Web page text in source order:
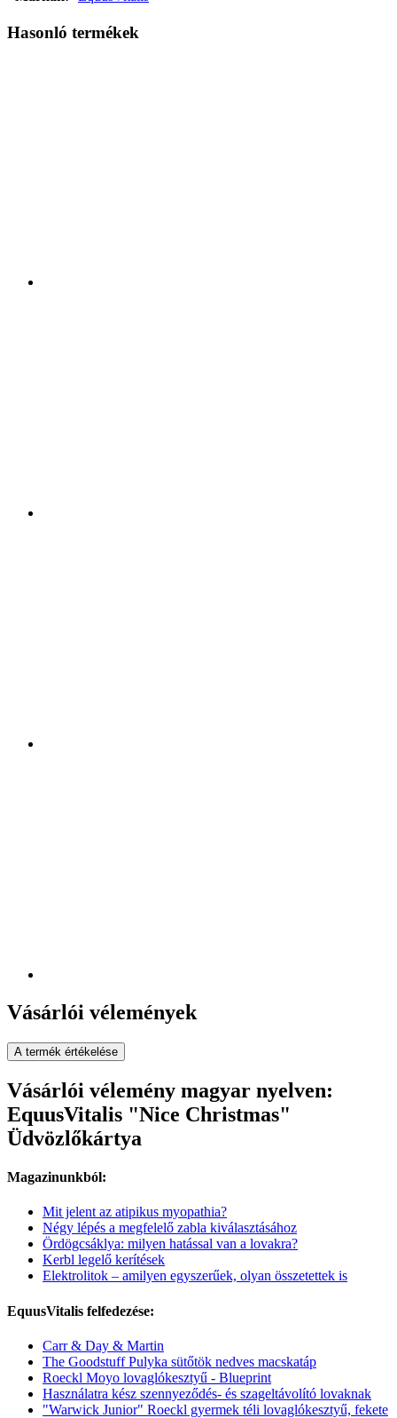
Hasonló termékek
Vásárlói vélemények
A termék értékelése
Vásárlói vélemény magyar nyelven:
EquusVitalis "Nice Christmas"
Üdvözlőkártya
Magazinunkból:
Mit jelent az atipikus myopathia?
Négy lépés a megfelelő zabla kiválasztásához
Ördögcsáklya: milyen hatással van a lovakra?
Kerbl legelő kerítések
Elektrolitok – amilyen egyszerűek, olyan összetettek is
EquusVitalis felfedezése:
Carr & Day & Martin
The Goodstuff Pulyka sütőtök nedves macskatáp
Roeckl Moyo lovaglókesztyű - Blueprint
Használatra kész szennyeződés- és szageltávolító lovaknak
"Warwick Junior" Roeckl gyermek téli lovaglókesztyű, fekete